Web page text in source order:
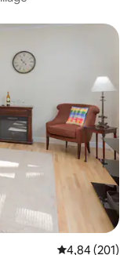
Gemiddelde
4,84 (201)